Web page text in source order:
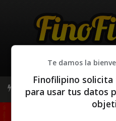
APORTA / PREGUNTA
Te damos la
Finofilipino
para usar tus datos